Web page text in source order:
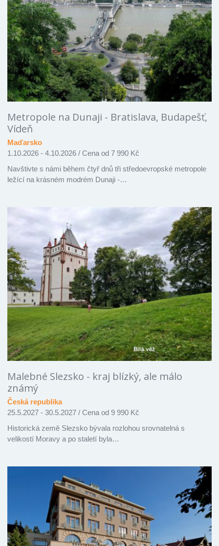
Metropole na Dunaji - Bratislava, Budapešť,
Vídeň
Maďarsko
1.10.2026 - 4.10.2026 / Cena od 7 990 Kč
Navštivte s námi během čtyř dnů tři středoevropské metropole
ležící na krásném modrém Dunaji -…
Malebné Slezsko - kraj blízký, ale málo
známý
Česká republika
25.5.2027 - 30.5.2027 / Cena od 9 990 Kč
Historická země Slezsko bývala rozlohou srovnatelná s
velikostí Moravy a po staletí byla…